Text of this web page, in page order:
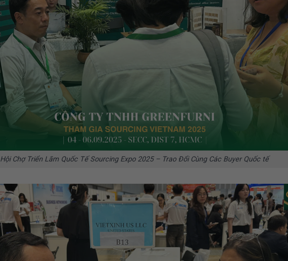
Hội Chợ Triển Lãm Quốc Tế Sourcing Expo 2025 – Trao Đổi Cùng Các Buyer Quốc tế